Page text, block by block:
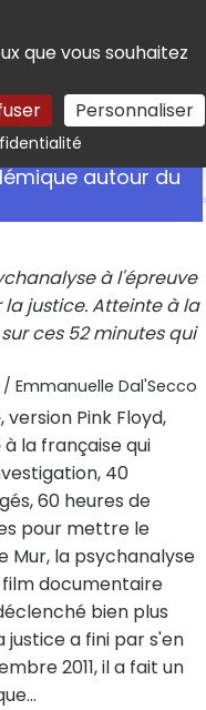
que vous souhaitez
Personnaliser
Rechercher
autour du
à l'épreuve
justice. Atteinte à la
ces 52 minutes qui
Emmanuelle Dal'Secco
version Pink Floyd,
à la française qui
40
60 heures de
pour mettre le
Mur, la psychanalyse
film documentaire
bien plus
justice a fini par s'en
2011, il a fait un